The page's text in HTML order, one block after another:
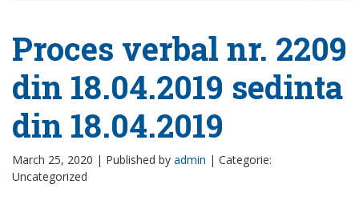
Proces verbal nr. 2209
din 18.04.2019 sedinta
din 18.04.2019
March 25, 2020 | Published by admin | Categorie:
Uncategorized